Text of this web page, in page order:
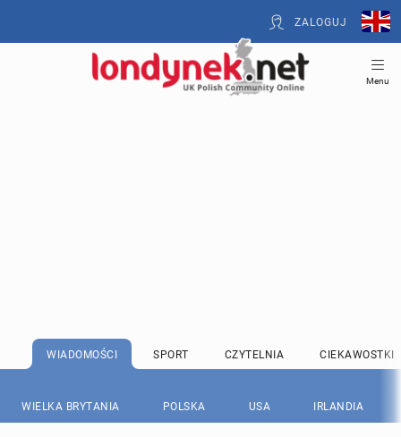
ZALOGUJ
Menu
WIADOMOŚCI SPORT CZYTELNIA CIEKAWOSTKI
WIELKA BRYTANIA POLSKA USA IRLANDIA